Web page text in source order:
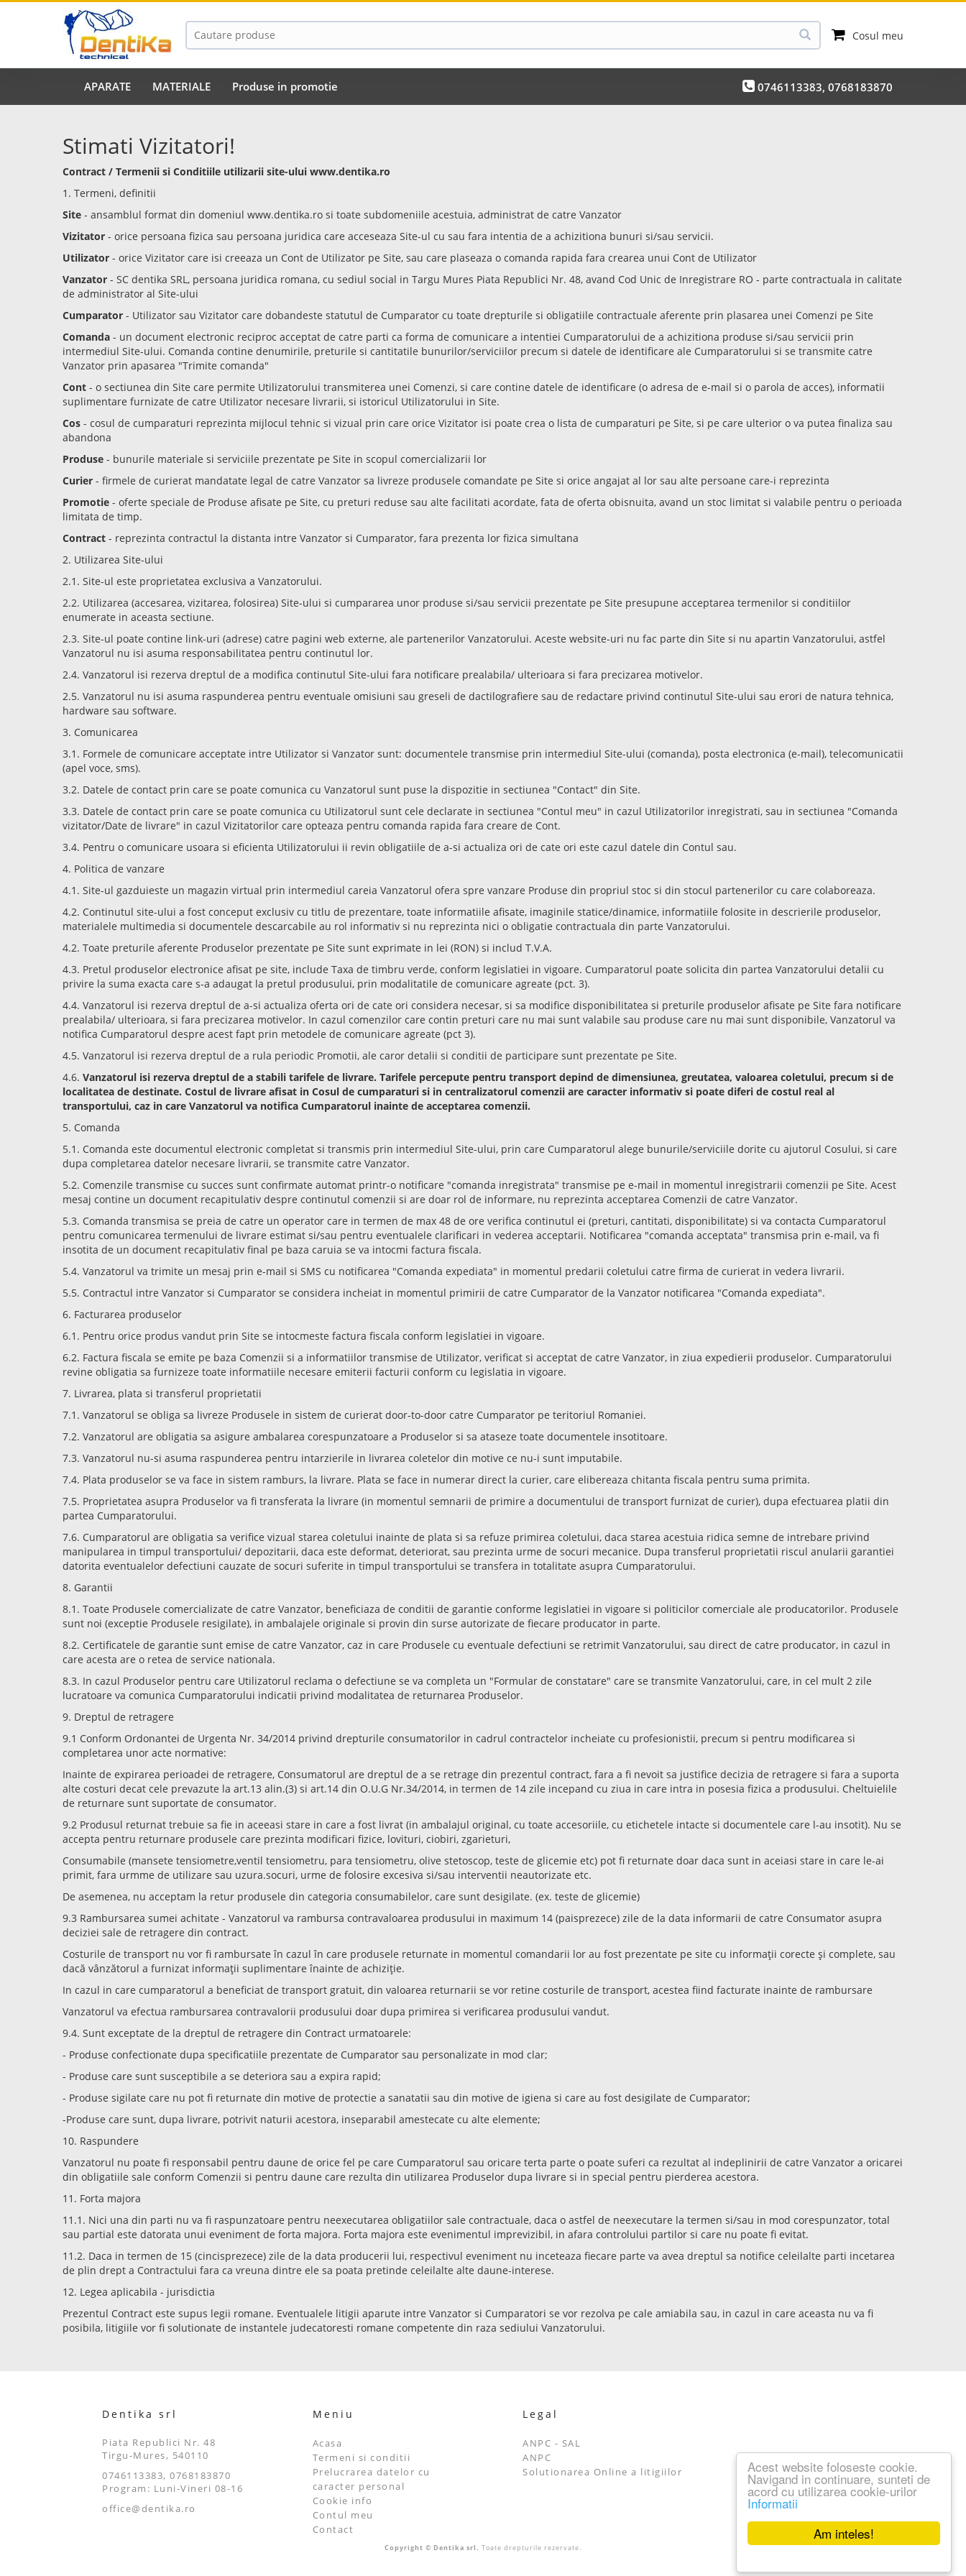
Am inteles!
Acest website foloseste cookie.
Navigand in continuare, sunteti de
acord cu utilizarea cookie-urilor
Informatii
Cosul meu
APARATE MATERIALE Produse in promotie 0746113383, 0768183870
Stimati Vizitatori!
Contract / Termenii si Conditiile utilizarii site-ului www.dentika.ro
1. Termeni, definitii
Site - ansamblul format din domeniul www.dentika.ro si toate subdomeniile acestuia, administrat de catre Vanzator
Vizitator - orice persoana fizica sau persoana juridica care acceseaza Site-ul cu sau fara intentia de a achizitiona bunuri si/sau servicii.
Utilizator - orice Vizitator care isi creeaza un Cont de Utilizator pe Site, sau care plaseaza o comanda rapida fara crearea unui Cont de Utilizator
Vanzator - SC dentika SRL, persoana juridica romana, cu sediul social in Targu Mures Piata Republici Nr. 48, avand Cod Unic de Inregistrare RO - parte contractuala in calitate
de administrator al Site-ului
Cumparator - Utilizator sau Vizitator care dobandeste statutul de Cumparator cu toate drepturile si obligatiile contractuale aferente prin plasarea unei Comenzi pe Site
Comanda - un document electronic reciproc acceptat de catre parti ca forma de comunicare a intentiei Cumparatorului de a achizitiona produse si/sau servicii prin
intermediul Site-ului. Comanda contine denumirile, preturile si cantitatile bunurilor/serviciilor precum si datele de identificare ale Cumparatorului si se transmite catre
Vanzator prin apasarea "Trimite comanda"
Cont - o sectiunea din Site care permite Utilizatorului transmiterea unei Comenzi, si care contine datele de identificare (o adresa de e-mail si o parola de acces), informatii
suplimentare furnizate de catre Utilizator necesare livrarii, si istoricul Utilizatorului in Site.
Cos - cosul de cumparaturi reprezinta mijlocul tehnic si vizual prin care orice Vizitator isi poate crea o lista de cumparaturi pe Site, si pe care ulterior o va putea finaliza sau
abandona
Produse - bunurile materiale si serviciile prezentate pe Site in scopul comercializarii lor
Curier - firmele de curierat mandatate legal de catre Vanzator sa livreze produsele comandate pe Site si orice angajat al lor sau alte persoane care-i reprezinta
Promotie - oferte speciale de Produse afisate pe Site, cu preturi reduse sau alte facilitati acordate, fata de oferta obisnuita, avand un stoc limitat si valabile pentru o perioada
limitata de timp.
Contract - reprezinta contractul la distanta intre Vanzator si Cumparator, fara prezenta lor fizica simultana
2. Utilizarea Site-ului
2.1. Site-ul este proprietatea exclusiva a Vanzatorului.
2.2. Utilizarea (accesarea, vizitarea, folosirea) Site-ului si cumpararea unor produse si/sau servicii prezentate pe Site presupune acceptarea termenilor si conditiilor
enumerate in aceasta sectiune.
2.3. Site-ul poate contine link-uri (adrese) catre pagini web externe, ale partenerilor Vanzatorului. Aceste website-uri nu fac parte din Site si nu apartin Vanzatorului, astfel
Vanzatorul nu isi asuma responsabilitatea pentru continutul lor.
2.4. Vanzatorul isi rezerva dreptul de a modifica continutul Site-ului fara notificare prealabila/ ulterioara si fara precizarea motivelor.
2.5. Vanzatorul nu isi asuma raspunderea pentru eventuale omisiuni sau greseli de dactilografiere sau de redactare privind continutul Site-ului sau erori de natura tehnica,
hardware sau software.
3. Comunicarea
3.1. Formele de comunicare acceptate intre Utilizator si Vanzator sunt: documentele transmise prin intermediul Site-ului (comanda), posta electronica (e-mail), telecomunicatii
(apel voce, sms).
3.2. Datele de contact prin care se poate comunica cu Vanzatorul sunt puse la dispozitie in sectiunea "Contact" din Site.
3.3. Datele de contact prin care se poate comunica cu Utilizatorul sunt cele declarate in sectiunea "Contul meu" in cazul Utilizatorilor inregistrati, sau in sectiunea "Comanda
vizitator/Date de livrare" in cazul Vizitatorilor care opteaza pentru comanda rapida fara creare de Cont.
3.4. Pentru o comunicare usoara si eficienta Utilizatorului ii revin obligatiile de a-si actualiza ori de cate ori este cazul datele din Contul sau.
4. Politica de vanzare
4.1. Site-ul gazduieste un magazin virtual prin intermediul careia Vanzatorul ofera spre vanzare Produse din propriul stoc si din stocul partenerilor cu care colaboreaza.
4.2. Continutul site-ului a fost conceput exclusiv cu titlu de prezentare, toate informatiile afisate, imaginile statice/dinamice, informatiile folosite in descrierile produselor,
materialele multimedia si documentele descarcabile au rol informativ si nu reprezinta nici o obligatie contractuala din parte Vanzatorului.
4.2. Toate preturile aferente Produselor prezentate pe Site sunt exprimate in lei (RON) si includ T.V.A.
4.3. Pretul produselor electronice afisat pe site, include Taxa de timbru verde, conform legislatiei in vigoare. Cumparatorul poate solicita din partea Vanzatorului detalii cu
privire la suma exacta care s-a adaugat la pretul produsului, prin modalitatile de comunicare agreate (pct. 3).
4.4. Vanzatorul isi rezerva dreptul de a-si actualiza oferta ori de cate ori considera necesar, si sa modifice disponibilitatea si preturile produselor afisate pe Site fara notificare
prealabila/ ulterioara, si fara precizarea motivelor. In cazul comenzilor care contin preturi care nu mai sunt valabile sau produse care nu mai sunt disponibile, Vanzatorul va
notifica Cumparatorul despre acest fapt prin metodele de comunicare agreate (pct 3).
4.5. Vanzatorul isi rezerva dreptul de a rula periodic Promotii, ale caror detalii si conditii de participare sunt prezentate pe Site.
4.6. Vanzatorul isi rezerva dreptul de a stabili tarifele de livrare. Tarifele percepute pentru transport depind de dimensiunea, greutatea, valoarea coletului, precum si de
localitatea de destinate. Costul de livrare afisat in Cosul de cumparaturi si in centralizatorul comenzii are caracter informativ si poate diferi de costul real al
transportului, caz in care Vanzatorul va notifica Cumparatorul inainte de acceptarea comenzii.
5. Comanda
5.1. Comanda este documentul electronic completat si transmis prin intermediul Site-ului, prin care Cumparatorul alege bunurile/serviciile dorite cu ajutorul Cosului, si care
dupa completarea datelor necesare livrarii, se transmite catre Vanzator.
5.2. Comenzile transmise cu succes sunt confirmate automat printr-o notificare "comanda inregistrata" transmise pe e-mail in momentul inregistrarii comenzii pe Site. Acest
mesaj contine un document recapitulativ despre continutul comenzii si are doar rol de informare, nu reprezinta acceptarea Comenzii de catre Vanzator.
5.3. Comanda transmisa se preia de catre un operator care in termen de max 48 de ore verifica continutul ei (preturi, cantitati, disponibilitate) si va contacta Cumparatorul
pentru comunicarea termenului de livrare estimat si/sau pentru eventualele clarificari in vederea acceptarii. Notificarea "comanda acceptata" transmisa prin e-mail, va fi
insotita de un document recapitulativ final pe baza caruia se va intocmi factura fiscala.
5.4. Vanzatorul va trimite un mesaj prin e-mail si SMS cu notificarea "Comanda expediata" in momentul predarii coletului catre firma de curierat in vedera livrarii.
5.5. Contractul intre Vanzator si Cumparator se considera incheiat in momentul primirii de catre Cumparator de la Vanzator notificarea "Comanda expediata".
6. Facturarea produselor
6.1. Pentru orice produs vandut prin Site se intocmeste factura fiscala conform legislatiei in vigoare.
6.2. Factura fiscala se emite pe baza Comenzii si a informatiilor transmise de Utilizator, verificat si acceptat de catre Vanzator, in ziua expedierii produselor. Cumparatorului
revine obligatia sa furnizeze toate informatiile necesare emiterii facturii conform cu legislatia in vigoare.
7. Livrarea, plata si transferul proprietatii
7.1. Vanzatorul se obliga sa livreze Produsele in sistem de curierat door-to-door catre Cumparator pe teritoriul Romaniei.
7.2. Vanzatorul are obligatia sa asigure ambalarea corespunzatoare a Produselor si sa ataseze toate documentele insotitoare.
7.3. Vanzatorul nu-si asuma raspunderea pentru intarzierile in livrarea coletelor din motive ce nu-i sunt imputabile.
7.4. Plata produselor se va face in sistem ramburs, la livrare. Plata se face in numerar direct la curier, care elibereaza chitanta fiscala pentru suma primita.
7.5. Proprietatea asupra Produselor va fi transferata la livrare (in momentul semnarii de primire a documentului de transport furnizat de curier), dupa efectuarea platii din
partea Cumparatorului.
7.6. Cumparatorul are obligatia sa verifice vizual starea coletului inainte de plata si sa refuze primirea coletului, daca starea acestuia ridica semne de intrebare privind
manipularea in timpul transportului/ depozitarii, daca este deformat, deteriorat, sau prezinta urme de socuri mecanice. Dupa transferul proprietatii riscul anularii garantiei
datorita eventualelor defectiuni cauzate de socuri suferite in timpul transportului se transfera in totalitate asupra Cumparatorului.
8. Garantii
8.1. Toate Produsele comercializate de catre Vanzator, beneficiaza de conditii de garantie conforme legislatiei in vigoare si politicilor comerciale ale producatorilor. Produsele
sunt noi (exceptie Produsele resigilate), in ambalajele originale si provin din surse autorizate de fiecare producator in parte.
8.2. Certificatele de garantie sunt emise de catre Vanzator, caz in care Produsele cu eventuale defectiuni se retrimit Vanzatorului, sau direct de catre producator, in cazul in
care acesta are o retea de service nationala.
8.3. In cazul Produselor pentru care Utilizatorul reclama o defectiune se va completa un "Formular de constatare" care se transmite Vanzatorului, care, in cel mult 2 zile
lucratoare va comunica Cumparatorului indicatii privind modalitatea de returnarea Produselor.
9. Dreptul de retragere
9.1 Conform Ordonantei de Urgenta Nr. 34/2014 privind drepturile consumatorilor in cadrul contractelor incheiate cu profesionistii, precum si pentru modificarea si
completarea unor acte normative:
Inainte de expirarea perioadei de retragere, Consumatorul are dreptul de a se retrage din prezentul contract, fara a fi nevoit sa justifice decizia de retragere si fara a suporta
alte costuri decat cele prevazute la art.13 alin.(3) si art.14 din O.U.G Nr.34/2014, in termen de 14 zile incepand cu ziua in care intra in posesia fizica a produsului. Cheltuielile
de returnare sunt suportate de consumator.
9.2 Produsul returnat trebuie sa fie in aceeasi stare in care a fost livrat (in ambalajul original, cu toate accesoriile, cu etichetele intacte si documentele care l-au insotit). Nu se
accepta pentru returnare produsele care prezinta modificari fizice, lovituri, ciobiri, zgarieturi,
Consumabile (mansete tensiometre,ventil tensiometru, para tensiometru, olive stetoscop, teste de glicemie etc) pot fi returnate doar daca sunt in aceiasi stare in care le-ai
primit, fara urmme de utilizare sau uzura.socuri, urme de folosire excesiva si/sau interventii neautorizate etc.
De asemenea, nu acceptam la retur produsele din categoria consumabilelor, care sunt desigilate. (ex. teste de glicemie)
9.3 Rambursarea sumei achitate - Vanzatorul va rambursa contravaloarea produsului in maximum 14 (paisprezece) zile de la data informarii de catre Consumator asupra
deciziei sale de retragere din contract.
Costurile de transport nu vor fi rambursate în cazul în care produsele returnate in momentul comandarii lor au fost prezentate pe site cu informații corecte și complete, sau
dacă vânzătorul a furnizat informații suplimentare înainte de achiziție.
In cazul in care cumparatorul a beneficiat de transport gratuit, din valoarea returnarii se vor retine costurile de transport, acestea fiind facturate inainte de rambursare
Vanzatorul va efectua rambursarea contravalorii produsului doar dupa primirea si verificarea produsului vandut.
9.4. Sunt exceptate de la dreptul de retragere din Contract urmatoarele:
- Produse confectionate dupa specificatiile prezentate de Cumparator sau personalizate in mod clar;
- Produse care sunt susceptibile a se deteriora sau a expira rapid;
- Produse sigilate care nu pot fi returnate din motive de protectie a sanatatii sau din motive de igiena si care au fost desigilate de Cumparator;
-Produse care sunt, dupa livrare, potrivit naturii acestora, inseparabil amestecate cu alte elemente;
10. Raspundere
Vanzatorul nu poate fi responsabil pentru daune de orice fel pe care Cumparatorul sau oricare terta parte o poate suferi ca rezultat al indeplinirii de catre Vanzator a oricarei
din obligatiile sale conform Comenzii si pentru daune care rezulta din utilizarea Produselor dupa livrare si in special pentru pierderea acestora.
11. Forta majora
11.1. Nici una din parti nu va fi raspunzatoare pentru neexecutarea obligatiilor sale contractuale, daca o astfel de neexecutare la termen si/sau in mod corespunzator, total
sau partial este datorata unui eveniment de forta majora. Forta majora este evenimentul imprevizibil, in afara controlului partilor si care nu poate fi evitat.
11.2. Daca in termen de 15 (cincisprezece) zile de la data producerii lui, respectivul eveniment nu inceteaza fiecare parte va avea dreptul sa notifice celeilalte parti incetarea
de plin drept a Contractului fara ca vreuna dintre ele sa poata pretinde celeilalte alte daune-interese.
12. Legea aplicabila - jurisdictia
Prezentul Contract este supus legii romane. Eventualele litigii aparute intre Vanzator si Cumparatori se vor rezolva pe cale amiabila sau, in cazul in care aceasta nu va fi
posibila, litigiile vor fi solutionate de instantele judecatoresti romane competente din raza sediului Vanzatorului.
Dentika srl
Piata Republici Nr. 48
Tirgu-Mures, 540110
0746113383, 0768183870
Program: Luni-Vineri 08-16
office@dentika.ro
Meniu
Acasa
Termeni si conditii
Prelucrarea datelor cu
caracter personal
Cookie info
Contul meu
Contact
Legal
ANPC - SAL
ANPC
Solutionarea Online a litigiilor
Copyright © Dentika srl. Toate drepturile rezervate.